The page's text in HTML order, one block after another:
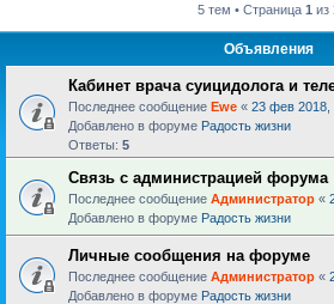
5 тем • Страница 1 из
Объявления
Кабинет врача суицидолога и
Последнее сообщение Ewe « 23 фев 2018,
Добавлено в форуме Радость жизни
Ответы: 5
Связь с администрацией форума
Последнее сообщение Администратор «
Добавлено в форуме Радость жизни
Личные сообщения на форуме
Последнее сообщение Администратор «
Добавлено в форуме Радость жизни